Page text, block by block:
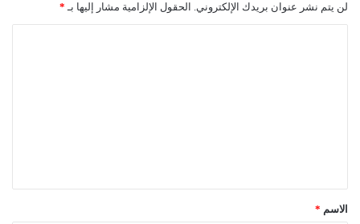
لن يتم نشر عنوان بريدك الإلكتروني. الحقول الإلزامية مشار إليها بـ *
*الاسم *